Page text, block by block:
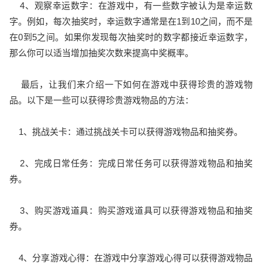
4、观察幸运数字：在游戏中，有一些数字被认为是幸运数
字。例如，每次抽奖时，幸运数字通常是在1到10之间，而不是
在0到5之间。如果你发现每次抽奖时的数字都接近幸运数字，
那么你可以适当增加抽奖次数来提高中奖概率。
最后，让我们来介绍一下如何在游戏中获得珍贵的游戏物
品。以下是一些可以获得珍贵游戏物品的方法：
1、挑战关卡：通过挑战关卡可以获得游戏物品和抽奖券。
2、完成日常任务：完成日常任务可以获得游戏物品和抽奖
券。
3、购买游戏道具：购买游戏道具可以获得游戏物品和抽奖
券。
4、分享游戏心得：在游戏中分享游戏心得可以获得游戏物品